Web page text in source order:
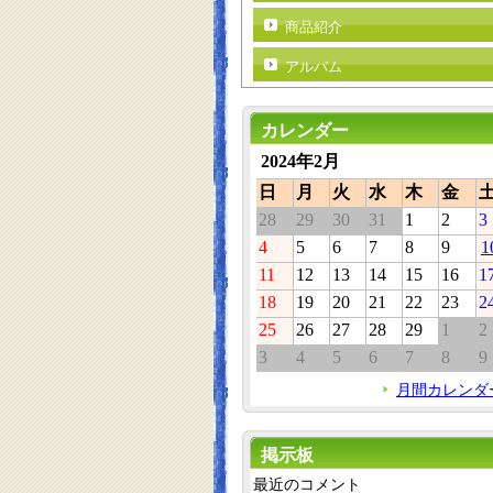
商品紹介
アルバム
カレンダー
2024年2月
日
月 火 水 木 金
28
29 30 31 1 2
3
4
5 6 7 8 9
11
12 13 14 15 16
18
19 20 21 22 23
25
26 27 28 29 1
2
3
4 5 6 7 8 9
月間カレンダ
掲示板
最近のコメント